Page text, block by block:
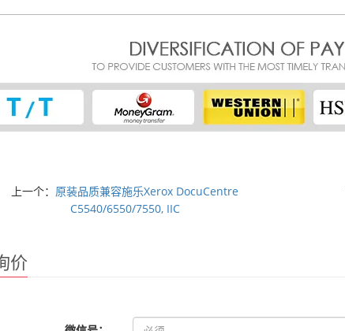
上一个： 原装品质兼容施乐Xerox DocuCentre
C5540/6550/7550, IIC
价